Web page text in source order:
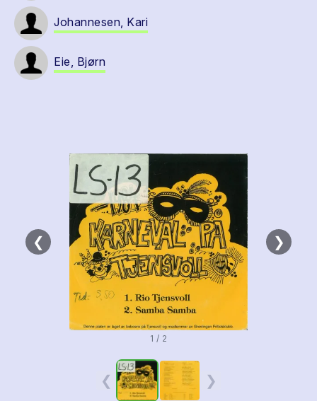
Johannesen, Kari
Eie, Bjørn
❮ ❯
1 / 2
❮ ❯